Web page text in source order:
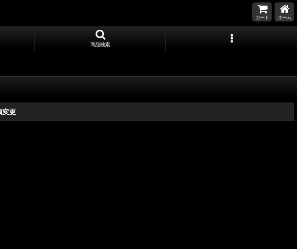
カート ホーム
商品検索
変更